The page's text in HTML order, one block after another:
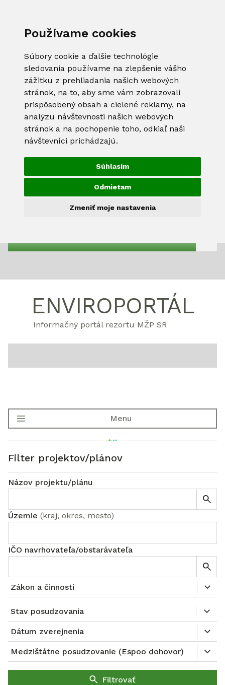
Používame cookies
Súbory cookie a ďalšie technológie
sledovania používame na zlepšenie vášho
zážitku z prehliadania našich webových
stránok, na to, aby sme vám zobrazovali
prispôsobený obsah a cielené reklamy, na
analýzu návštevnosti našich webových
stránok a na pochopenie toho, odkiaľ naši
návštevníci prichádzajú.
Súhlasím
Odmietam
Zmeniť moje nastavenia
ENVIROPORTÁL
Informačný portál rezortu MŽP SR
Menu
Filter projektov/plánov
Názov projektu/plánu
Územie (kraj, okres, mesto)
IČO navrhovateľa/obstarávateľa
Zákon a činnosti
Stav posudzovania
Dátum zverejnenia
Medzištátne posudzovanie (Espoo dohovor)
Filtrovať